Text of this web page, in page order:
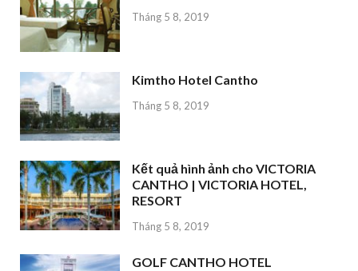
Tháng 5 8, 2019
Kimtho Hotel Cantho
Tháng 5 8, 2019
Kết quả hình ảnh cho VICTORIA
CANTHO | VICTORIA HOTEL,
RESORT
Tháng 5 8, 2019
GOLF CANTHO HOTEL